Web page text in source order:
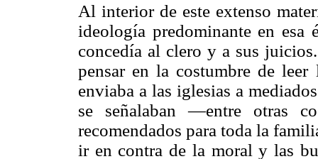
Al interior de este extenso
ideología predominante en esa
concedía al clero y a sus
pensar en la costumbre de
enviaba a las iglesias a
se señalaban —entre otras
recomendados para toda la
ir en contra de la moral y las